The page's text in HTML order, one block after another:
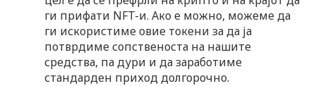
ги прифати NFT-и. Ако е можно, можеме да
ги искористиме овие токени за да ја
потврдиме сопственоста на нашите
средства, па дури и да заработиме
стандарден приход долгорочно.